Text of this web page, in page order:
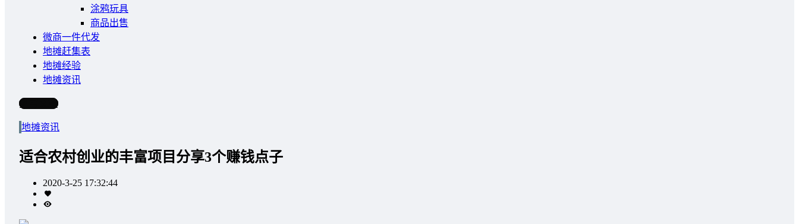
涂鸦玩具
商品出售
微商一件代发
地摊赶集表
地摊经验
地摊资讯
写文章
地摊资讯
适合农村创业的丰富项目分享3个赚钱点子
2020-3-25 17:32:44